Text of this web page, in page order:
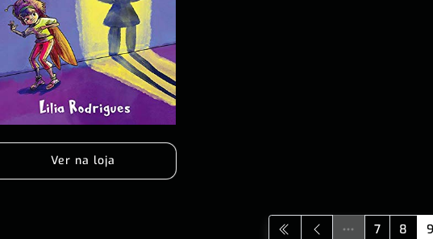
Ver na loja
7 8 9